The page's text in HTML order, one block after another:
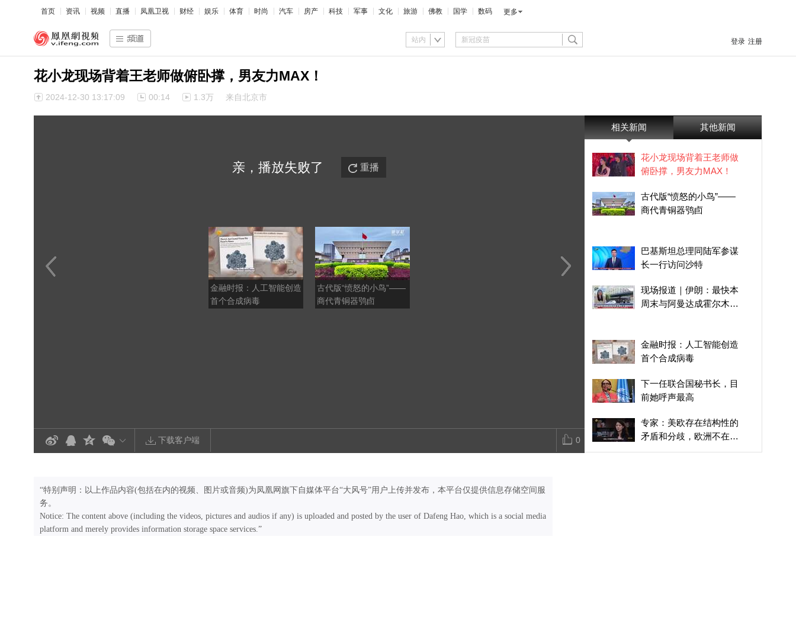
首页 资讯 视频 直播 凤凰卫视 财经 娱乐 体育 时尚 汽车 房产 科技 军事 文化 旅游 佛教 国学 数码 更多
站内 登录 注册
花小龙现场背着王老师做俯卧撑，男友力MAX！
2024-12-30 13:17:09 00:14 1.3万 来自北京市
亲，播放失败了 重播
金融时报：人工智能创造
首个合成病毒
古代版“愤怒的小鸟”——
商代青铜器鸮卣
德国民众示威要求政府出
泽连斯基希望加强对华接
触，没多少诚意
下载客户端 0
相关新闻 其他新闻
花小龙现场背着王老师做
俯卧撑，男友力MAX！
古代版“愤怒的小鸟”——
商代青铜器鸮卣
巴基斯坦总理同陆军参谋
长一行访问沙特
现场报道｜伊朗：最快本
周末与阿曼达成霍尔木兹
金融时报：人工智能创造
首个合成病毒
下一任联合国秘书长，目
前她呼声最高
专家：美欧存在结构性的
矛盾和分歧，欧洲不在美
国的战略重心里
“特别声明：以上作品内容(包括在内的视频、图片或音频)为凤凰网旗下自媒体平台“大风号”用户上传并发布，本平台仅提供信息存储空间服
务。
Notice: The content above (including the videos, pictures and audios if any) is uploaded and posted by the user of Dafeng Hao, which is a social media
platform and merely provides information storage space services.”